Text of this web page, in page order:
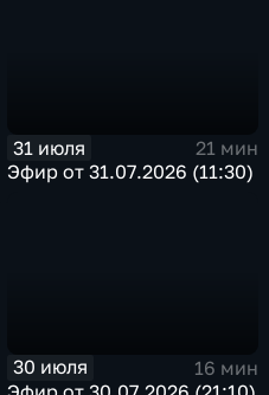
31 июля
21 мин
Эфир от 31.07.2026 (11:30)
30 июля
16 мин